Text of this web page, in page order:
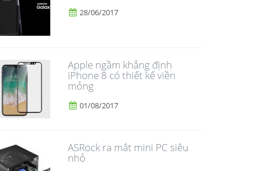
28/06/2017
Apple ngầm khẳng định
iPhone 8 có thiết kế viền
mỏng
01/08/2017
ASRock ra mắt mini PC siêu
nhỏ